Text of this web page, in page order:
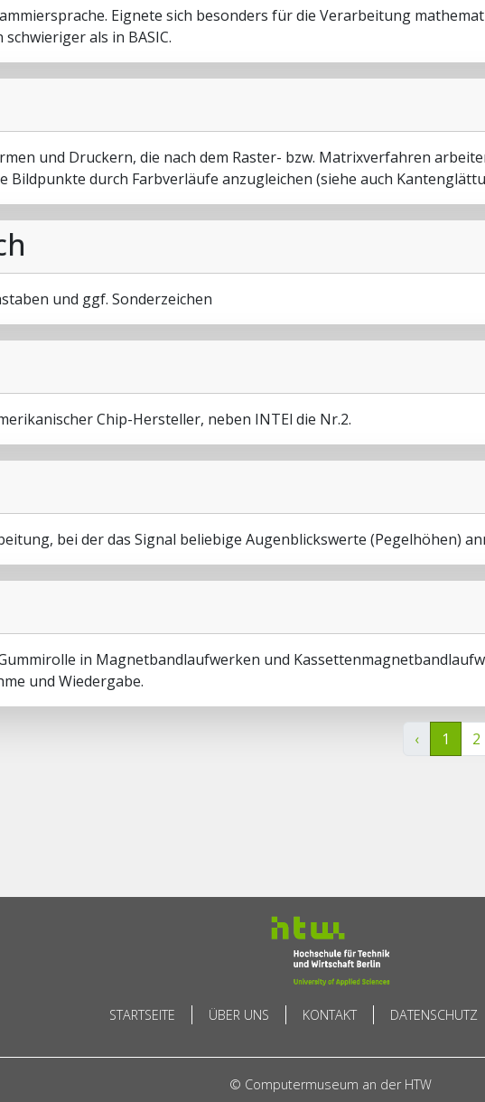
Eignete sich besonders für die Verarbeitung
als in BASIC.
und Druckern, die nach dem Raster- bzw. Matrixverfahren
Bildpunkte durch Farbverläufe anzugleichen (siehe auch
und ggf. Sonderzeichen
Chip-Hersteller, neben INTEl die Nr.2.
bei der das Signal beliebige Augenblickswerte (Pegelhöhen)
in Magnetbandlaufwerken und
und Wiedergabe.
‹ 1 2
STARTSEITE ÜBER UNS KONTAKT DATENSCHUTZ
© Computermuseum an der HTW